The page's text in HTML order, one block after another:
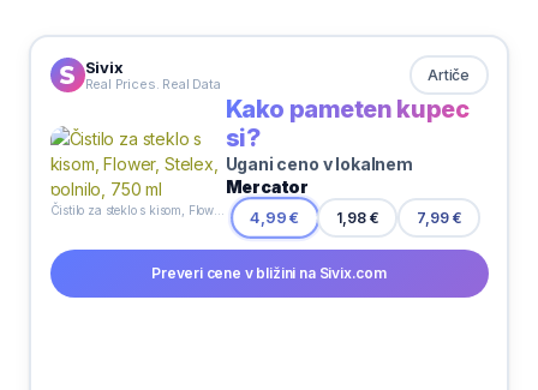
Sivix
Real Prices. Real Data Artiče
Kako pameten kupec
si?
Ugani ceno v lokalnem
Mercator
4,99 € 1,98 € 7,99 €
Preveri cene v bližini na Sivix.com